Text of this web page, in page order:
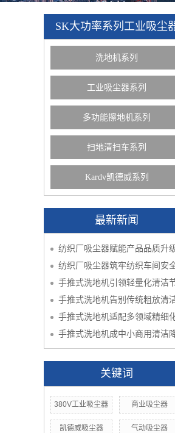
SK大功率系列工业吸尘
洗地机系列
工业吸尘器系列
多功能擦地机系列
扫地清扫车系列
Kardv凯德威系列
最新新闻
纺织厂吸尘器赋能产品品质升
纺织厂吸尘器筑牢纺织车间安
手推式洗地机引领轻量化清洁
手推式洗地机告别传统粗放清
手推式洗地机适配多领域精细
手推式洗地机成中小商用清洁
关键词
380V工业吸尘器 商业吸尘器
凯德威吸尘器 气动吸尘器